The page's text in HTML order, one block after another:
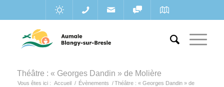
Théâtre : « Georges Dandin » de Molière
Vous êtes ici : Accueil / Évènements / Théâtre : « Georges Dandin » de